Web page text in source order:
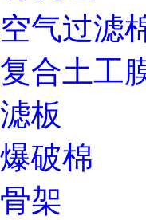
空气过滤
复合土工
滤板
爆破棉
骨架